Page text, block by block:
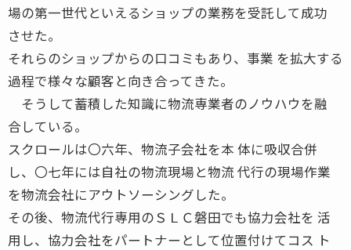
場の第一世代といえるショップの業務を受託して成功
させた。
それらのショップからの口コミもあり、事業 を拡大する
過程で様々な顧客と向き合ってきた。
そうして蓄積した知識に物流専業者のノウハウを融
合している。
スクロールは〇六年、物流子会社を本 体に吸収合併
し、〇七年には自社の物流現場と物流 代行の現場作業
を物流会社にアウトソーシングした。
その後、物流代行専用のＳＬＣ磐田でも協力会社を 活
用し、協力会社をパートナーとして位置付けてコス ト